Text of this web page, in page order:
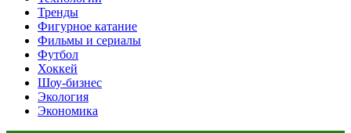
Тренды
Фигурное катание
Фильмы и сериалы
Футбол
Хоккей
Шоу-бизнес
Экология
Экономика